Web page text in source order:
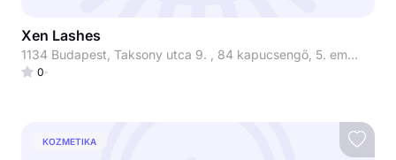
Xen Lashes
1134 Budapest, Taksony utca 9. , 84 kapucsengő, 5. emelet 510-es lakás
0
KOZMETIKA